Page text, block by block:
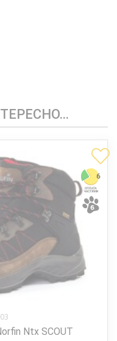
Ntx SCOUT